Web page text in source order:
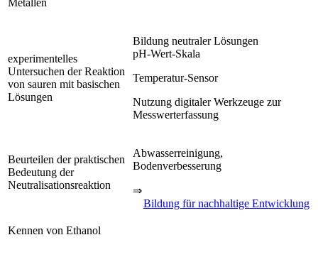
experimentelles
Untersuchen der Reaktion
von sauren mit basischen
Lösungen
Bildung neutraler Lösungen
pH-Wert-Skala
Temperatur-Sensor
Nutzung digitaler Werkzeuge zur
Messwerterfassung
Beurteilen der praktischen
Bedeutung der
Neutralisationsreaktion
Abwasserreinigung,
Bodenverbesserung
⇒
Bildung für nachhaltige Entwicklung
Kennen von Ethanol